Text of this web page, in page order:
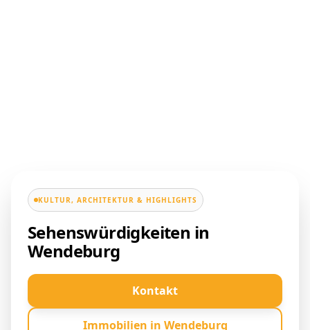
KULTUR, ARCHITEKTUR & HIGHLIGHTS
Sehenswürdigkeiten in
Wendeburg
Kontakt
Immobilien in Wendeburg